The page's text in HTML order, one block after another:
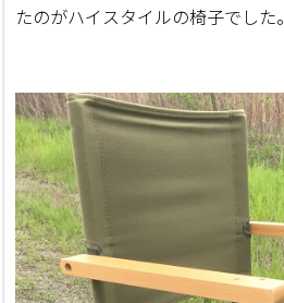
たのがハイスタイルの椅子でした。